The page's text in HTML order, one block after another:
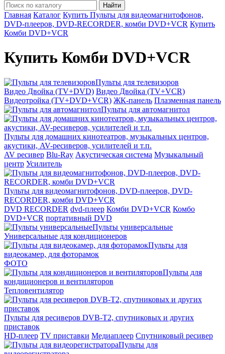
Найти
Главная Каталог Купить Пульты для видеомагнитофонов,
DVD-плееров, DVD-RECORDER, комби DVD+VCR Купить
Комби DVD+VCR
Купить Комби DVD+VCR
Пульты для телевизоров
Видео Двойка (TV+DVD) Видео Двойка (TV+VCR)
Видеотройка (TV+DVD+VCR) ЖК-панель Плазменная панель
Пульты для автомагнитол
Пульты для домашних кинотеатров, музыкальных центров,
акустики, AV-ресиверов, усилителей и т.п.
AV ресивер Blu-Ray Акустическая система Музыкальный
центр Усилитель
Пульты для видеомагнитофонов, DVD-плееров, DVD-
RECORDER, комби DVD+VCR
DVD RECORDER dvd-плеер Комби DVD+VCR Комбо
DVD+VCR портативный DVD
Пульты универсальные
Универсальные для кондиционеров
Пульты для
видеокамер, для фоторамок
ФОТО
Пульты для
кондиционеров и вентиляторов
Тепловентилятор
Пульты для ресиверов DVB-T2, спутниковых и других
приставок
HD-плеер TV приставки Медиаплеер Спутниковый ресивер
Пульты для